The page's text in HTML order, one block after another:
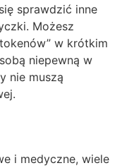
sprawdzić inne
Możesz
w krótkim
niepewną w
nie muszą
i medyczne, wiele